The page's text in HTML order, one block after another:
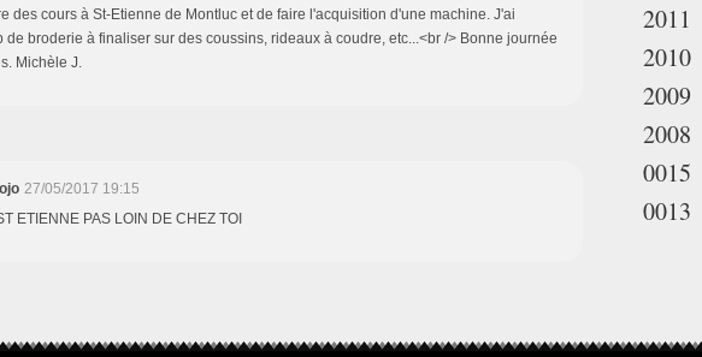
des cours à St-Etienne de Montluc et de faire l'acquisition d'une machine. J'ai
de broderie à finaliser sur des coussins, rideaux à coudre, etc...<br /> Bonne journée
Michèle J.
27/05/2017 19:15
ETIENNE PAS LOIN DE CHEZ TOI
2011
2010
2009
2008
0015
0013